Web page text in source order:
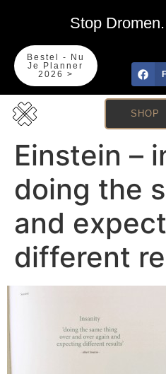
Stop
Bestel - Nu
Je Planner
2026 >
SHOP
Einstein –
doing the
and
different